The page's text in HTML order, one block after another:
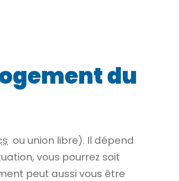
du
ou union libre). Il dépend
vous pourrez soit
peut aussi vous être